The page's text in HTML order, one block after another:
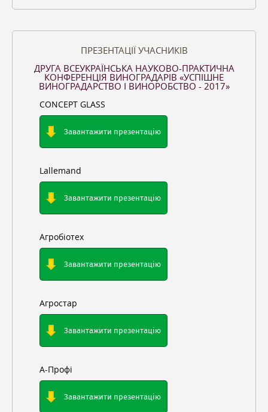
ПРЕЗЕНТАЦІЇ УЧАСНИКІВ
ДРУГА ВСЕУКРАЇНСЬКА НАУКОВО-ПРАКТИЧНА
КОНФЕРЕНЦІЯ ВИНОГРАДАРІВ «УСПІШНЕ
ВИНОГРАДАРСТВО І ВИНОРОБСТВО - 2017»
CONCEPT GLASS
Завантажити презентацію
Lallemand
Завантажити презентацію
Агробіотех
Завантажити презентацію
Агростар
Завантажити презентацію
А-Профі
Завантажити презентацію